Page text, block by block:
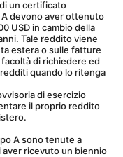
devono aver ottenuto
USD in cambio della
Tale reddito viene
estera o sulle fatture
di richiedere ed
quando lo ritenga
il proprio reddito
ricevuto un biennio